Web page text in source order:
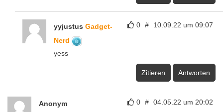
0 # 10.09.22 um 09:07
yyjustus Gadget-
Nerd
yess
Zitieren Antworten
0 # 04.05.22 um 20:02
Anonym